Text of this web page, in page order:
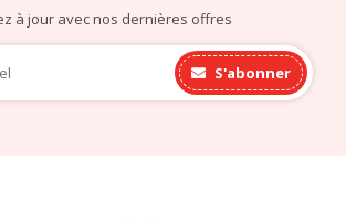
à jour avec nos dernières offres
S'abonner